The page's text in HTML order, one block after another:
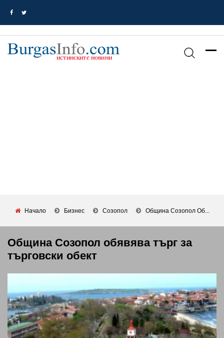
Начало Бизнес Созопол Община Созопол Об...
Община Созопол обявява търг за
търговски обект